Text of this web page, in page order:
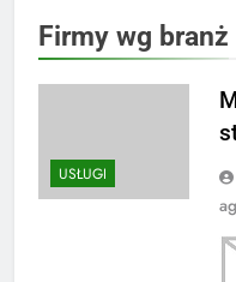
Firmy wg branż
USŁUGI